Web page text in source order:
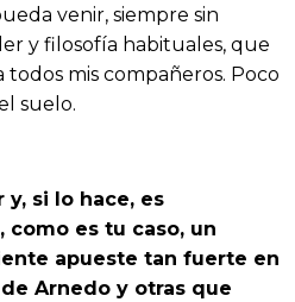
venir, siempre sin
y filosofía habituales, que
mis compañeros. Poco
suelo.
y, si lo hace, es
es tu caso, un
apueste tan fuerte en
Arnedo y otras que